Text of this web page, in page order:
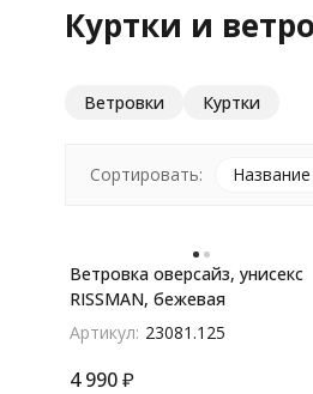
Куртки и
Ветровки Куртки
Сортировать: Название
Ветровка оверсайз, унисекс
RISSMAN, бежевая
Артикул: 23081.125
4 990 ₽